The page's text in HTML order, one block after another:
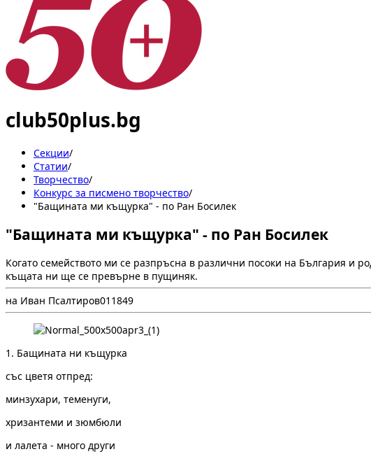
club50plus.bg
Секции/
Статии/
Творчество/
Конкурс за писмено творчество/
"Бащината ми къщурка" - по Ран Босилек
"Бащината ми къщурка" - по Ран Босилек
Когато семейството ми се разпръсна в различни посоки на България и
къщата ни ще се превърне в пущиняк.
на Иван Псалтиров011849
1. Бащината ни къщурка
със цветя отпред:
минзухари, теменуги,
хризантеми и зюмбюли
и лалета - много други